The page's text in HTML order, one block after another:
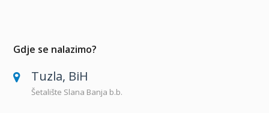
Gdje se nalazimo?
Tuzla, BiH
Šetalište Slana Banja b.b.